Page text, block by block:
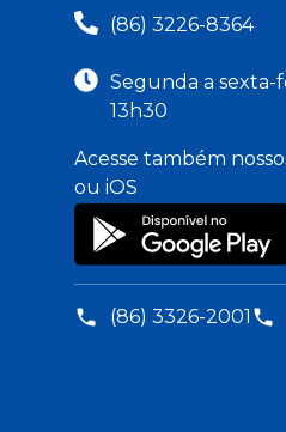
(86) 3226-8364
Segunda a sexta-
13h30
Acesse também
ou iOS
(86) 3326-2001